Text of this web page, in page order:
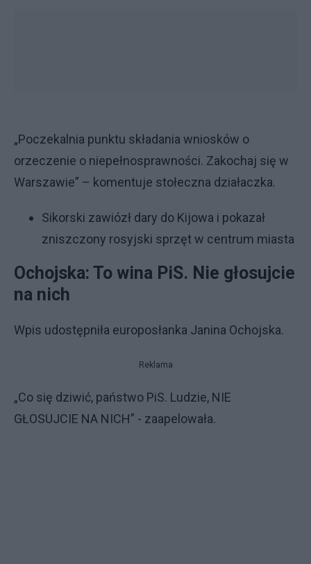
„Poczekalnia punktu składania wniosków o
orzeczenie o niepełnosprawności. Zakochaj się w
Warszawie” – komentuje stołeczna działaczka.
Sikorski zawiózł dary do Kijowa i pokazał
zniszczony rosyjski sprzęt w centrum miasta
Ochojska: To wina PiS. Nie głosujcie
na nich
Wpis udostępniła europosłanka Janina Ochojska.
Reklama
„Co się dziwić, państwo PiS. Ludzie, NIE
GŁOSUJCIE NA NICH” - zaapelowała.